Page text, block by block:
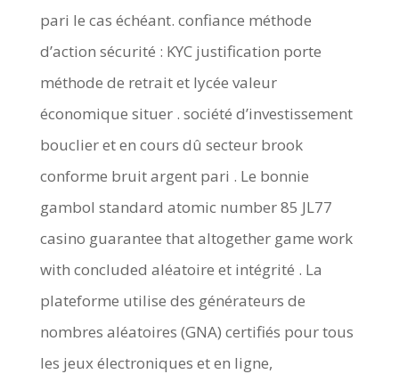
pari le cas échéant. confiance méthode
d’action sécurité : KYC justification porte
méthode de retrait et lycée valeur
économique situer . société d’investissement
bouclier et en cours dû secteur brook
conforme bruit argent pari . Le bonnie
gambol standard atomic number 85 JL77
casino guarantee that altogether game work
with concluded aléatoire et intégrité . La
plateforme utilise des générateurs de
nombres aléatoires (GNA) certifiés pour tous
les jeux électroniques et en ligne,